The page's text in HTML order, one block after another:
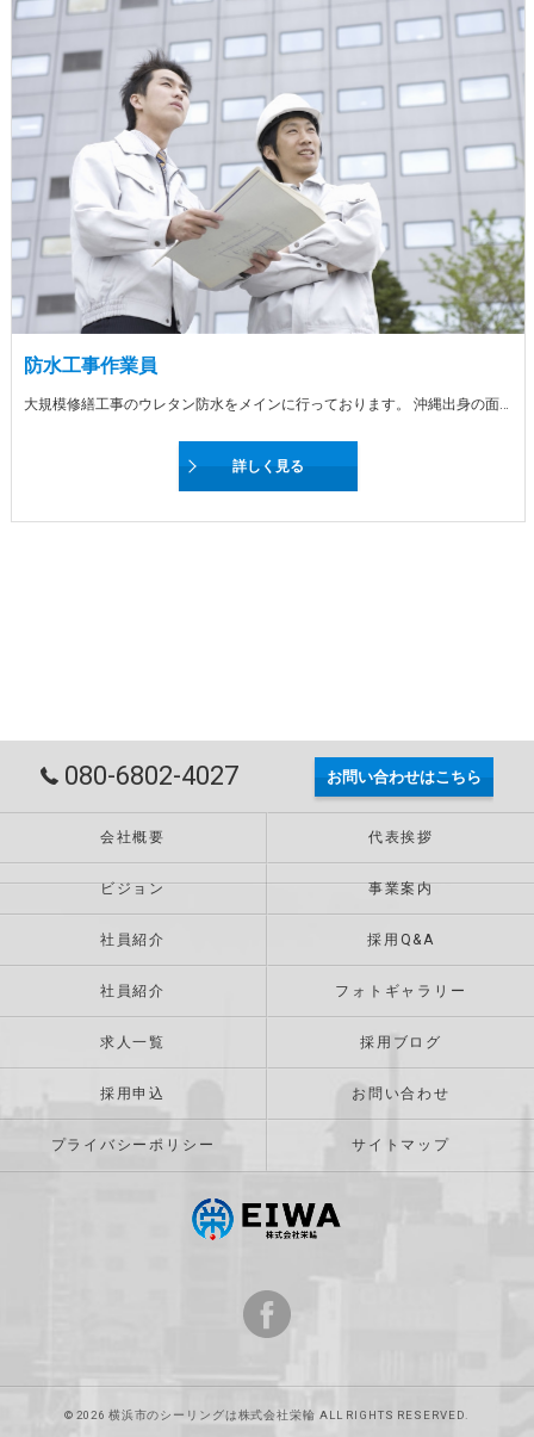
防水工事作業員
大規模修繕工事のウレタン防水をメインに行っております。 沖縄出身の面白い防水工事部長が担当しておりますので、雰囲気がよく自由度が高い環境になっています！ もちろん能力に応じてポストをご用意します。 これから会社を盛り上げていってくれる方、お待ちしております！
詳しく見る
080-6802-4027 お問い合わせはこちら
会社概要 代表挨拶
ビジョン 事業案内
社員紹介 採用Q&A
社員紹介 フォトギャラリー
求人一覧 採用ブログ
採用申込 お問い合わせ
プライバシーポリシー サイトマップ
© 2026 横浜市のシーリングは株式会社栄輪 ALL RIGHTS RESERVED.